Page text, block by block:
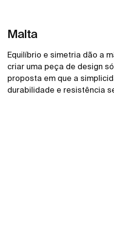
Malta
Equilíbrio e simetria dão a
criar uma peça de design
proposta em que a
durabilidade e resistência